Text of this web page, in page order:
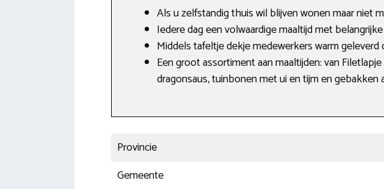
Als u zelfstandig thuis wil blijven wonen maar niet
Iedere dag een volwaardige maaltijd met
Middels tafeltje dekje medewerkers warm
Een groot assortiment aan maaltijden: van
dragonsaus, tuinbonen met ui en tijm en gebakken
Provincie
Gemeente